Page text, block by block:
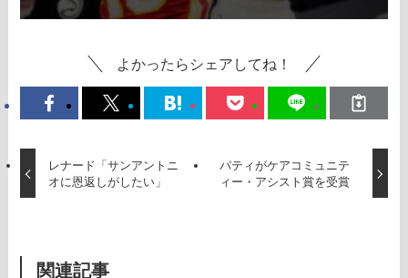
よかったらシェアしてね！
レナード「サンアントニ
オに恩返しがしたい」
パティがケアコミュニテ
ィー・アシスト賞を受賞
関連記事